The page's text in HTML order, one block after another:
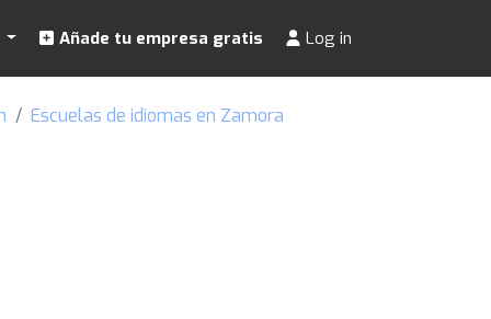
Añade tu empresa gratis Log in
Escuelas de idiomas en Zamora